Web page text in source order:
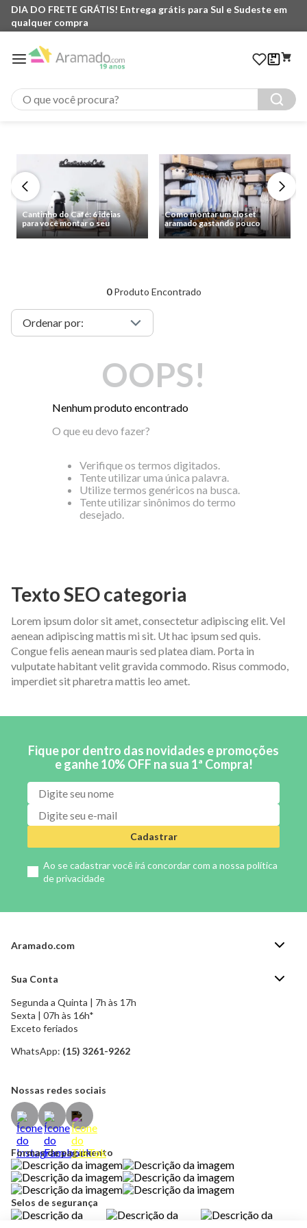
DIA DO FRETE GRÁTIS! Entrega grátis para Sul e Sudeste em
qualquer compra
O que você procura?
Cantinho do Café: 6 ideias
para você montar o seu
Como montar um closet
aramado gastando pouco
0Produto Encontrado
OOPS!
Nenhum produto encontrado
O que eu devo fazer?
Verifique os termos digitados.
Tente utilizar uma única palavra.
Utilize termos genéricos na busca.
Tente utilizar sinônimos do termo
desejado.
Texto SEO categoria
Lorem ipsum dolor sit amet, consectetur adipiscing elit. Vel
aenean adipiscing mattis mi sit. Ut hac ipsum sed quis.
Congue felis aenean mauris sed platea diam. Porta in
vulputate habitant velit gravida commodo. Risus commodo,
imperdiet sit pharetra mattis leo amet.
Fique por dentro das novidades e promoções
e ganhe 10% OFF na sua 1ª Compra!
Cadastrar
Ao se cadastrar você irá concordar com a nossa política
de privacidade
Aramado.com
Blog Aramado.com
Política de Privacidade
Política de Troca e Devolução
Política de Frete Grátis
Sua Conta
Minha Conta
Meus pedidos
Segunda a Quinta | 7h às 17h
Sexta | 07h às 16h*
Exceto feriados
WhatsApp: (15) 3261-9262
Nossas redes sociais
Formas de pagamento
Selos de segurança